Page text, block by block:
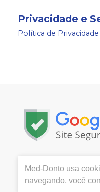
Privacidade e
Política de
Copyright © 2024 |
Câmara 140, Bairro:
Ticianne Ribeiro de
Med-Donto usa
navegando, você